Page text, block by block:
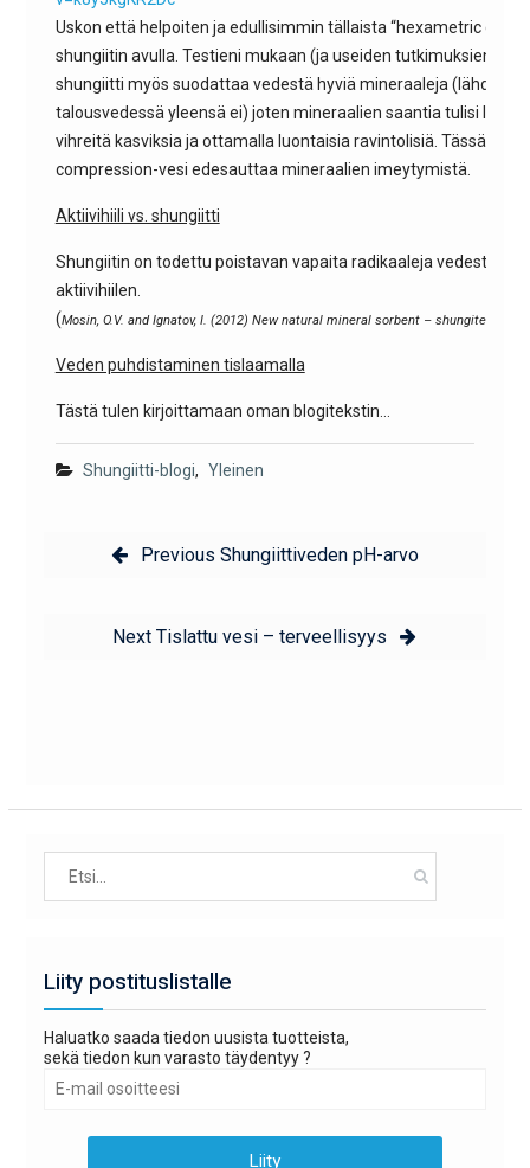
Uskon että helpoiten ja edullisimmin tällaista “hexametric
shungiitin avulla. Testieni mukaan (ja useiden tutkimuksien)
shungiitti myös suodattaa vedestä hyviä mineraaleja
talousvedessä yleensä ei) joten mineraalien saantia tulisi
vihreitä kasviksia ja ottamalla luontaisia ravintolisiä. Tässä etu
compression-vesi edesauttaa mineraalien imeytymistä.
Aktiivihiili vs. shungiitti
Shungiitin on todettu poistavan vapaita radikaaleja vedestä
aktiivihiilen.
(Mosin, O.V. and Ignatov, I. (2012) New natural mineral sorbent – shungite.
Veden puhdistaminen tislaamalla
Tästä tulen kirjoittamaan oman blogitekstin…
Shungiitti-blogi, Yleinen
Previous Previous
Shungiittiveden pH-arvo
Next Next
Tislattu vesi – terveellisyys
Search
Liity postituslistalle
Haluatko saada tiedon uusista tuotteista,
sekä tiedon kun varasto täydentyy ?